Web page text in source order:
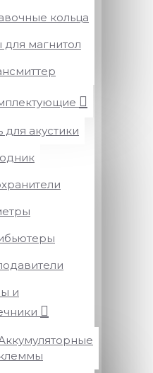
кольца
для магнитол
для акустики
и
клеммы